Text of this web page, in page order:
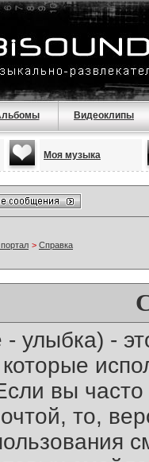
Видеоклипы
Моя музыка
> Справка
улыбка) -
вы часто
то,